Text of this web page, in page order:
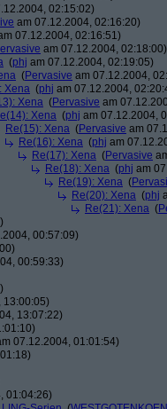
02:15:02)
am 07.12.2004, 02:16:20)
07.12.2004, 02:16:51)
am 07.12.2004, 02:18:00)
(phj am 07.12.2004, 02:19:05)
(Pervasive am 07.12.2004,
Xena (phj am 07.12.2004,
Xena (Pervasive am
Xena (phj am 07.12.2004,
Re(15): Xena (Pervasive am
Re(16): Xena (phj am
Re(17): Xena (Pervasive
Re(18): Xena (phj am
Re(19): Xena (
Re(20): Xena (phj
Re(21): Xena (
00:57:09)
00:59:33)
13:00:05)
13:07:22)
07.12.2004, 01:01:54)
01:04:26)